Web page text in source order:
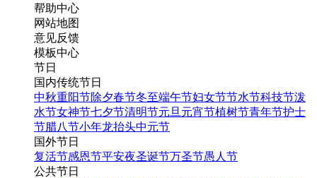
帮助中心
网站地图
意见反馈
模板中心
节日
国内传统节日
中秋重阳节除夕春节冬至端午节妇女节节水节科技节泼
水节女神节七夕节清明节元旦 元宵节植树节青年节护士
节腊八节小年龙抬头中元节
国外节日
复活节感恩节平安夜圣诞节万圣节愚人节
公共节日